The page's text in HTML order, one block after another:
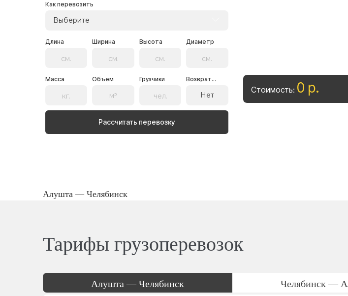
Как перевозить
Выберите
Длина Ширина Высота Диаметр
Масса Объем Грузчики Возврат...
Нет
Рассчитать перевозку
Стоимость: 0 р.
Алушта — Челябинск
Тарифы грузоперевозок
Алушта — Челябинск Челябинск —